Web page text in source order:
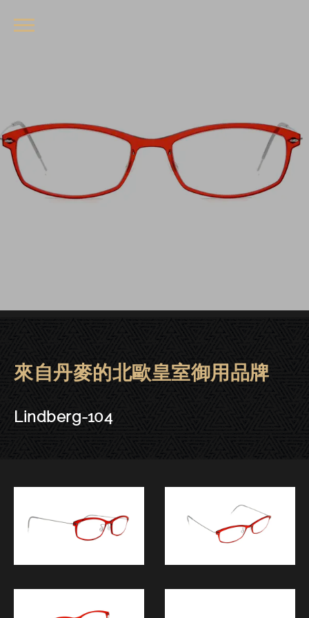
Lindberg眼鏡 | 大安－
來自丹麥的北歐皇室御用品牌
Lindberg-104